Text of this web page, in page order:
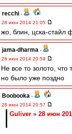
recchi -
28 июн 2014 21:05
жо, блин, цска-стайл
jama-dharma -
28 июн 2014 20:59
Не все то золото, что
но было уже поздно
Boobooka -
28 июн 2014 20:57
Guliver » 28 июн